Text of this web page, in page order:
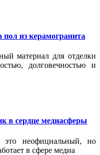
из керамогранита
материал для отделки
долговечностью и
в сердце медиасферы
это неофициальный, но
в сфере медиа